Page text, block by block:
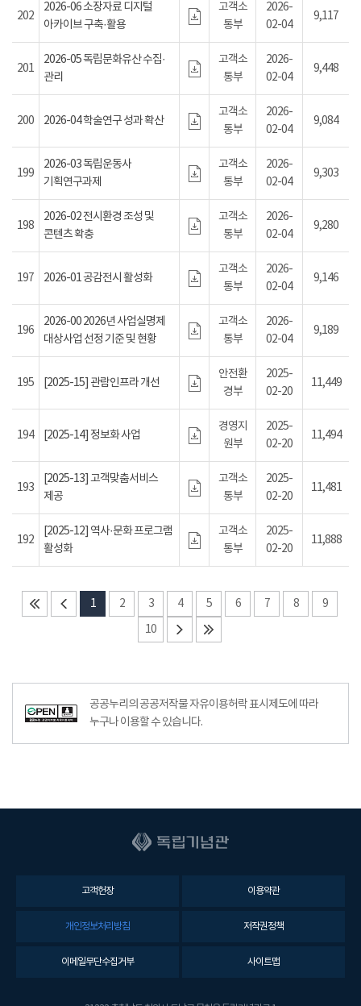
202
2026-06 소장자료 디지털
아카이브 구축·활용
고객소
통부
2026-
02-04
9,117
201
2026-05 독립문화유산 수집·
관리
고객소
통부
2026-
02-04
9,448
200 2026-04 학술연구 성과 확산
고객소
통부
2026-
02-04
9,084
199
2026-03 독립운동사
기획연구과제
고객소
통부
2026-
02-04
9,303
198
2026-02 전시환경 조성 및
콘텐츠 확충
고객소
통부
2026-
02-04
9,280
197 2026-01 공감전시 활성화
고객소
통부
2026-
02-04
9,146
196
2026-00 2026년 사업실명제
대상사업 선정 기준 및 현황
고객소
통부
2026-
02-04
9,189
195 [2025-15] 관람인프라 개선
안전환
경부
2025-
02-20
11,449
194 [2025-14] 정보화 사업
경영지
원부
2025-
02-20
11,494
193
[2025-13] 고객맞춤서비스
제공
고객소
통부
2025-
02-20
11,481
192
[2025-12] 역사·문화 프로그램
활성화
고객소
통부
2025-
02-20
11,888
1 2 3 4 5 6 7 8
9
10
공공누리의 공공저작물 자유이용허락 표시제도에 따라
누구나 이용할 수 있습니다.
고객헌장 이용약관
개인정보처리방침 저작권정책
이메일무단수집거부 사이트맵